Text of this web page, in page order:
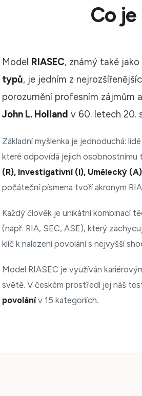
Co je
Model RIASEC, známý také jako
typů, je jedním z
porozumění profesním zájmům
John L. Holland v 60. letech 20.
Základní myšlenka je jednoduchá:
které odpovídá jejich osobnostnímu
(R), Investigativní (I), Umělecký
počáteční písmena tvoří akronym
Každý člověk je unikátní kombinací
(např. RIA, SEC, ASE), který
klíč k nalezení povolání s nejvyšší
Model RIASEC je využíván
světě. V českém prostředí jej náš
povolánív 15 kategoriích.